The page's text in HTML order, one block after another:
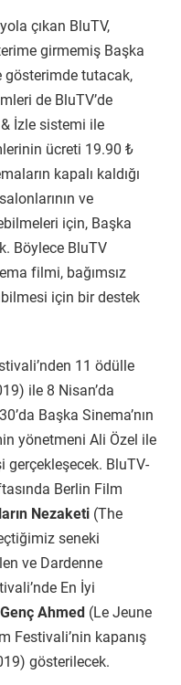
çıkan BluTV,
girmemiş Başka
tutacak,
de BluTV’de
İzle sistemi ile
ücreti 19.90 ₺
kapalı kaldığı
ve
için, Başka
Böylece BluTV
filmi, bağımsız
için bir destek
11 ödülle
ile 8 Nisan’da
Başka Sinema’nın
yönetmeni Ali Özel ile
gerçekleşecek. BluTV-
Berlin Film
Nezaketi (The
seneki
ve Dardenne
En İyi
Genç Ahmed (Le Jeune
Festivali’nin kapanış
gösterilecek.